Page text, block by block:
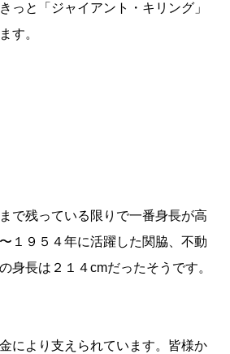
っと「ジャイアント・キリング」
す。
で残っている限りで一番身長が高
１９５４年に活躍した関脇、不動
身長は２１４cmだったそうです。
により支えられています。皆様か